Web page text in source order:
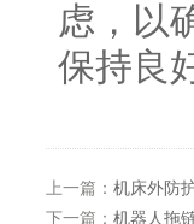
虑，以
保持良
上一篇： 机床外防
下一篇： 机器人拖